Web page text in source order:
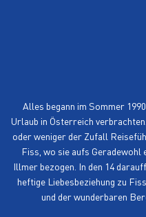
Alles begann im Sommer
Urlaub in Österreich
oder weniger der Zufall
Fiss, wo sie aufs Geradewohl
Illmer bezogen. In den 14
heftige Liebesbeziehung zu
und der wunderbaren